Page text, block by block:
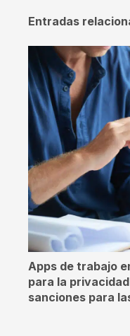
Entradas
Apps de trabajo
para la
sanciones para